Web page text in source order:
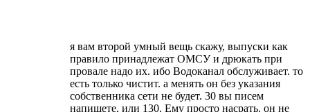
я вам второй умный вещь скажу, выпуски как
правило принадлежат ОМСУ и дрюкать при
провале надо их. ибо Водоканал обслуживает. то
есть только чистит. а менять он без указания
собственника сети не будет. 30 вы писем
напишете, или 130. Ему просто насрать. он не